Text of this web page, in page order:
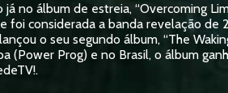
álbum de estreia, “Overcoming
considerada a banda revelação de
o seu segundo álbum, “The
(Power Prog) e no Brasil, o álbum